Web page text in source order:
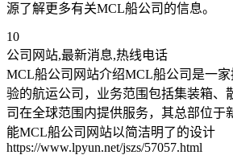
源了解更多有关MCL船公司的信息。
10
公司网站,最新消息,热线电话
MCL船公司网站介绍MCL船公司是一
验的航运公司，业务范围包括集装箱、
司在全球范围内提供服务，其总部位于
能MCL船公司网站以简洁明了的设计
https://www.lpyun.net/jszs/57057.html